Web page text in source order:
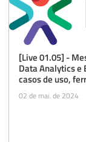
[Live 01.05] -
Data Analytics e
casos de uso,
02 de mai. de 2024